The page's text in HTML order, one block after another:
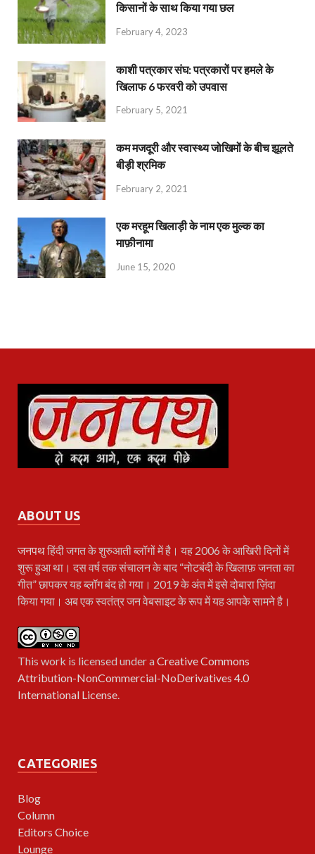
किसानों के साथ किया गया छल
February 4, 2023
काशी पत्रकार संघ: पत्रकारों पर हमले के
खिलाफ 6 फरवरी को उपवास
February 5, 2021
कम मजदूरी और स्वास्थ्य जोखिमों के बीच झूलते
बीड़ी श्रमिक
February 2, 2021
एक मरहूम खिलाड़ी के नाम एक मुल्क का
माफ़ीनामा
June 15, 2020
ABOUT US
जनपथहिंदी जगत के शुरुआती ब्लॉगों में है। यह 2006 के आखिरी दिनों में
शुरू हुआ था। दस वर्ष तक संचालन के बाद “नोटबंदी के खिलाफ़ जनता का
गीत” छापकर यह ब्लॉग बंद हो गया। 2019 के अंत में इसे दोबारा ज़िंदा
किया गया। अब एक स्वतंत्र जन वेबसाइट के रूप में यह आपके सामने है।
This work is licensed under aCreative Commons
Attribution-NonCommercial-NoDerivatives 4.0
International License.
CATEGORIES
Blog
Column
Editors Choice
Lounge